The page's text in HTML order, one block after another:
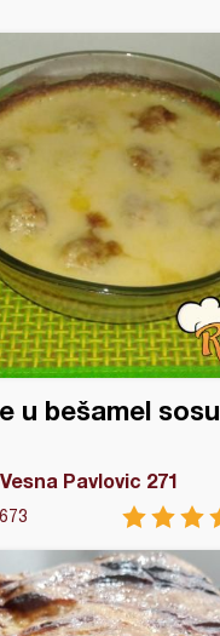
u bešamel sosu
Vesna Pavlovic 271